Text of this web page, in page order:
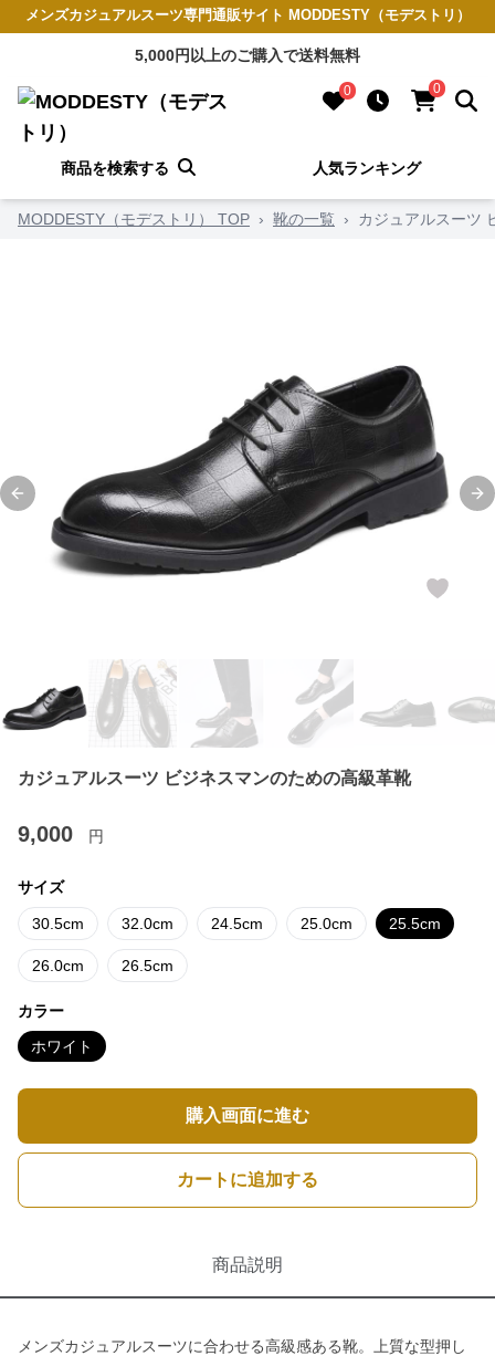
メンズカジュアルスーツ専門通販サイト MODDESTY（モデストリ）
5,000円以上のご購入で送料無料
0 0
商品を検索する 人気ランキング
MODDESTY（モデストリ） TOP › 靴の一覧 › カジュアルスーツ
Previous slide
カジュアルスーツ ビジネスマンのための高級革靴
9,000 円
サイズ
30.5cm 32.0cm 24.5cm 25.0cm 25.5cm
26.0cm 26.5cm
カラー
ホワイト
購入画面に進む
カートに追加する
商品説明
メンズカジュアルスーツに合わせる高級感ある靴。上質な型押し